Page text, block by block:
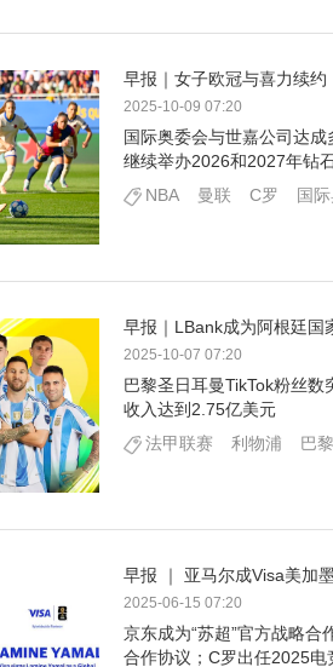
早报｜女子欧冠与喜力续
2025-10-09 07:20
国际奥委会与世嘉公司达
继续举办2026和2027年钻
NBA
曼联 C罗 国
早报｜LBank成为阿根廷国
2025-10-07 07:20
巴黎圣日耳曼TikTok粉丝
收入达到2.75亿美元
法甲联赛
利物浦 巴
早报 ｜ 亚马尔成Visa美加
2025-06-15 07:20
京东成为“苏超”官方战略
合作协议；C罗出任2025电